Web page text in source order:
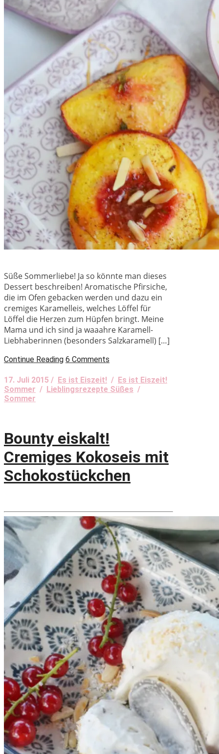
Süße Sommerliebe! Ja so könnte man dieses
Dessert beschreiben! Aromatische Pfirsiche,
die im Ofen gebacken werden und dazu ein
cremiges Karamelleis, welches Löffel für
Löffel die Herzen zum Hüpfen bringt. Meine
Mama und ich sind ja waaahre Karamell-
Liebhaberinnen (besonders Salzkaramell) […]
Continue Reading 6 Comments
17. Juli 2015 / Es ist Eiszeit! / Es ist Eiszeit!
Sommer / Lieblingsrezepte Süßes /
Sommer
Bounty eiskalt!
Cremiges Kokoseis mit
Schokostückchen